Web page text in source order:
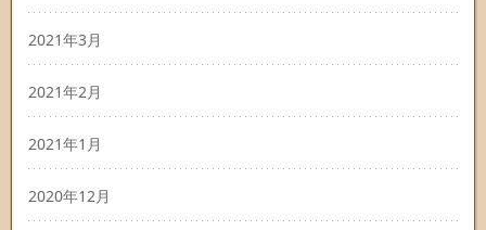
2021年3月
2021年2月
2021年1月
2020年12月